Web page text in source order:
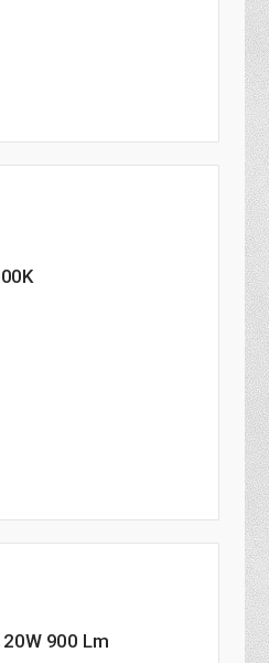
900 Lm